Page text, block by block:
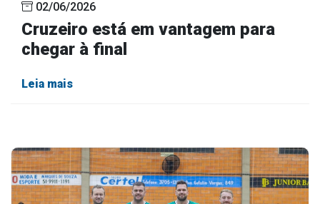
02/06/2026
Cruzeiro está em vantagem para
chegar à final
Leia mais